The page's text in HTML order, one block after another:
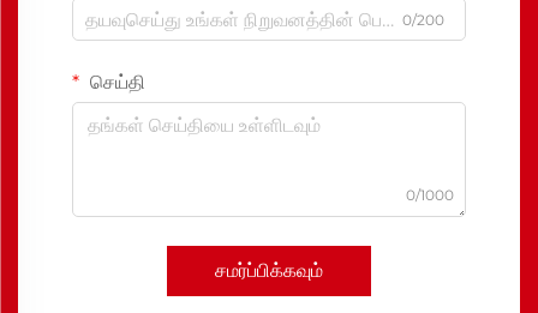
0/200
செய்தி
0/1000
சமர்ப்பிக்கவும்